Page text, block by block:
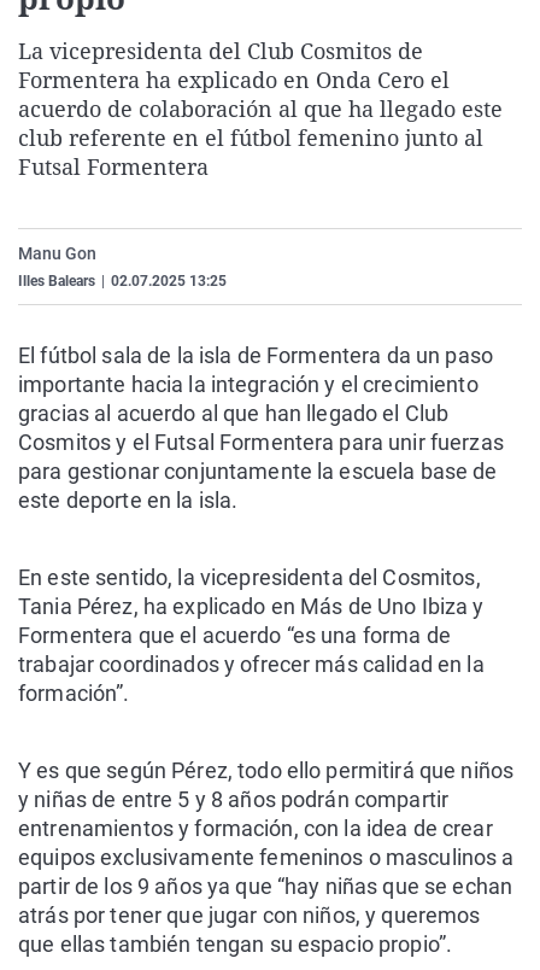
Gente viajera
Como el perro y el
Retornados
Equipo de
Operación Viuda
Galicia
La Rioja
Navarra
Televisión
Elecciones
La vicepresidenta del Club Cosmitos de
Formentera ha explicado en Onda Cero el
acuerdo de colaboración al que ha llegado este
club referente en el fútbol femenino junto al
Futsal Formentera
Manu Gon
Illes Balears 02.07.2025 13:25
El fútbol sala de la isla de Formentera da un paso
importante hacia la integración y el crecimiento
gracias al acuerdo al que han llegado el Club
Cosmitos y el Futsal Formentera para unir fuerzas
para gestionar conjuntamente la escuela base de
este deporte en la isla.
En este sentido, la vicepresidenta del Cosmitos,
Tania Pérez, ha explicado en Más de Uno Ibiza y
Formentera que el acuerdo “es una forma de
trabajar coordinados y ofrecer más calidad en la
formación”.
Y es que según Pérez, todo ello permitirá que niños
y niñas de entre 5 y 8 años podrán compartir
entrenamientos y formación, con la idea de crear
equipos exclusivamente femeninos o masculinos a
partir de los 9 años ya que “hay niñas que se echan
atrás por tener que jugar con niños, y queremos
que ellas también tengan su espacio propio”.